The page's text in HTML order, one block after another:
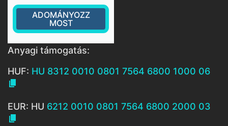
ADOMÁNYOZZ
MOST
Anyagi támogatás:
HUF: HU 8312 0010 0801 7564 6800 1000 06

EUR: HU 6212 0010 0801 7564 6800 2000 03
